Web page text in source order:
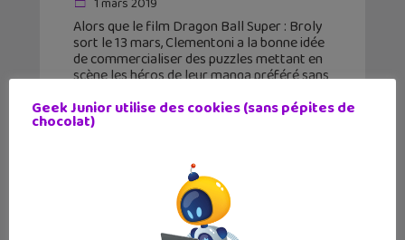
Alors que le film Dragon Ball Super : Broly
sort le 13 mars, Clementoni a la bonne idée
de commercialiser des puzzles mettant en
scène les héros de leur manga préféré sans
Geek Junior utilise des cookies (sans pépites de
chocolat)